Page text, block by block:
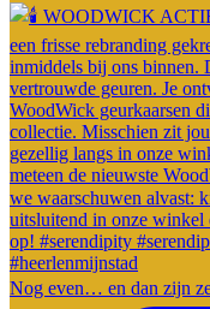
Nog even… en dan zijn